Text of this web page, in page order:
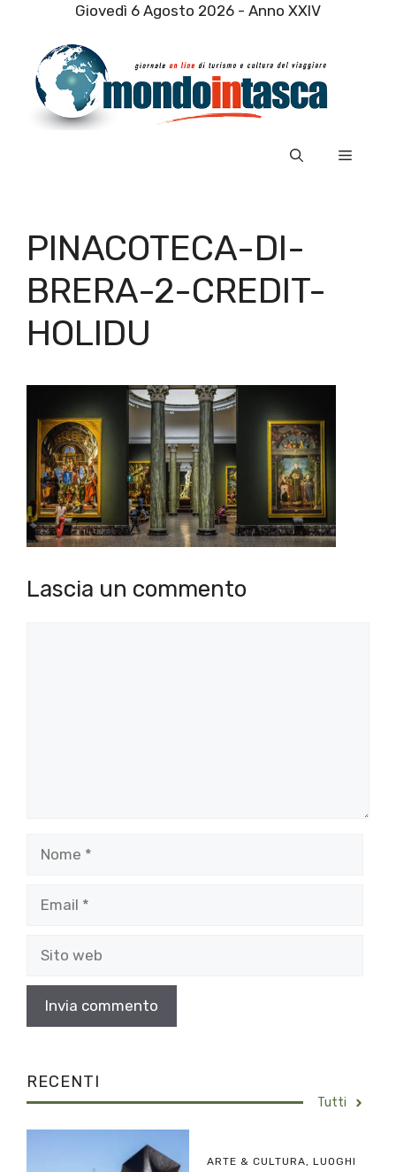
contenuto
Giovedì 6 Agosto 2026 - Anno XXIV
Menu
PINACOTECA-DI-
BRERA-2-CREDIT-
HOLIDU
Lascia un commento
RECENTI
Tutti
ARTE & CULTURA, LUOGHI